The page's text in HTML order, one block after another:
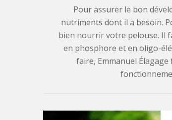
Pour assurer le bon
nutriments dont il a besoin.
bien nourrir votre pelouse. Il
en phosphore et en oligo-
faire, Emmanuel